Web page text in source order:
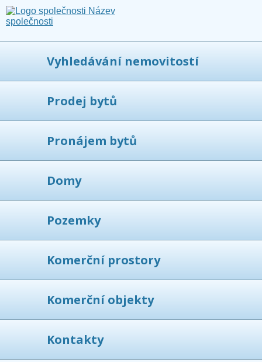
Vyhledávání nemovitostí
Prodej bytů
Pronájem bytů
Domy
Pozemky
Komerční prostory
Komerční objekty
Kontakty